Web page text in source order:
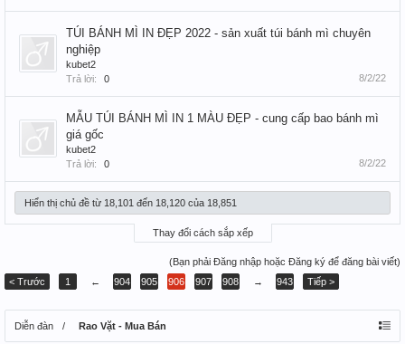
TÚI BÁNH MÌ IN ĐẸP 2022 - sản xuất túi bánh mì chuyên
nghiệp
kubet2
Trả lời:
0 8/2/22
MẪU TÚI BÁNH MÌ IN 1 MÀU ĐẸP - cung cấp bao bánh mì
giá gốc
kubet2
Trả lời:
0 8/2/22
Hiển thị chủ đề từ 18,101 đến 18,120 của 18,851
Thay đổi cách sắp xếp
(Bạn phải Đăng nhập hoặc Đăng ký để đăng bài viết)
< Trước
1 ← 904 905 906 907 908 → 943 Tiếp >
Diễn đàn Rao Vặt - Mua Bán